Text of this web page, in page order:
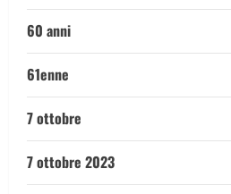
60 anni
61enne
7 ottobre
7 ottobre 2023